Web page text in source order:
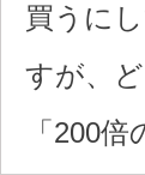
買うに
すが、
「200